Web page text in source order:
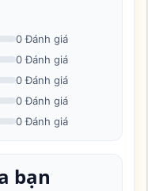
0 Đánh giá
0 Đánh giá
0 Đánh giá
0 Đánh giá
0 Đánh giá
bạn